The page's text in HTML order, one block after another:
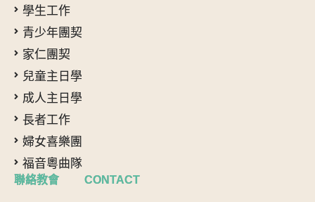
學生工作
青少年團契
家仁團契
兒童主日學
成人主日學
長者工作
婦女喜樂團
福音粵曲隊
聯絡教會 CONTACT